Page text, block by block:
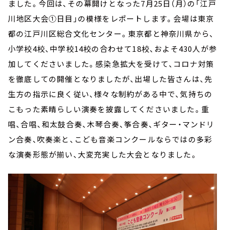
会社情報
ました。今回は、その幕開けとなった7月25日（月）の「江戸
川地区大会①日目」の模様をレポートします。会場は東京
都の江戸川区総合文化センター。東京都と神奈川県から、
小学校4校、中学校14校の合わせて18校、およそ430人が参
加してくださいました。感染急拡大を受けて、コロナ対策
を徹底しての開催となりましたが、出場した皆さんは、先
生方の指示に良く従い、様々な制約がある中で、気持ちの
こもった素晴らしい演奏を披露してくださいました。重
唱、合唱、和太鼓合奏、木琴合奏、筝合奏、ギター・マンドリ
ン合奏、吹奏楽と、こども音楽コンクールならではの多彩
な演奏形態が揃い、大変充実した大会となりました。